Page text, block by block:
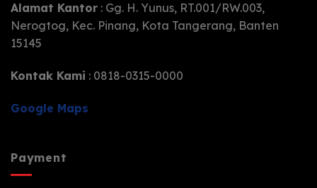
Alamat Kantor : Gg. H. Yunus, RT.001/RW.003,
Nerogtog, Kec. Pinang, Kota Tangerang, Banten
15145
Kontak Kami : 0818-0315-0000
Google Maps
Payment